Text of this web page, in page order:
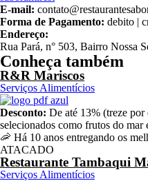
E-mail:
Forma de Pagamento: debito |
Endereço:
Rua Pará, n° 503, Bairro Nossa
Conheça também
R&R Mariscos
Serviços Alimentícios
Desconto: De até 13% (treze
selecionados como frutos do mar
🦐 Há 10 anos entregando os
ATACADO
Restaurante Tambaqui
Serviços Alimentícios